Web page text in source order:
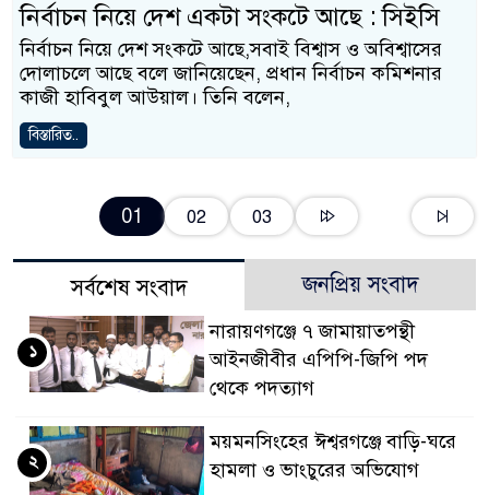
নির্বাচন নিয়ে দেশ একটা সংকটে আছে : সিইসি
নির্বাচন নিয়ে দেশ সংকটে আছে,সবাই বিশ্বাস ও অবিশ্বাসের
দোলাচলে আছে বলে জানিয়েছেন, প্রধান নির্বাচন কমিশনার
কাজী হাবিবুল আউয়াল। তিনি বলেন,
বিস্তারিত..
01 02 03
সর্বশেষ সংবাদ জনপ্রিয় সংবাদ
নারায়ণগঞ্জে ৭ জামায়াতপন্থী
আইনজীবীর এপিপি-জিপি পদ
থেকে পদত্যাগ
১
ময়মনসিংহের ঈশ্বরগঞ্জে বাড়ি-ঘরে
হামলা ও ভাংচুরের অভিযোগ
২